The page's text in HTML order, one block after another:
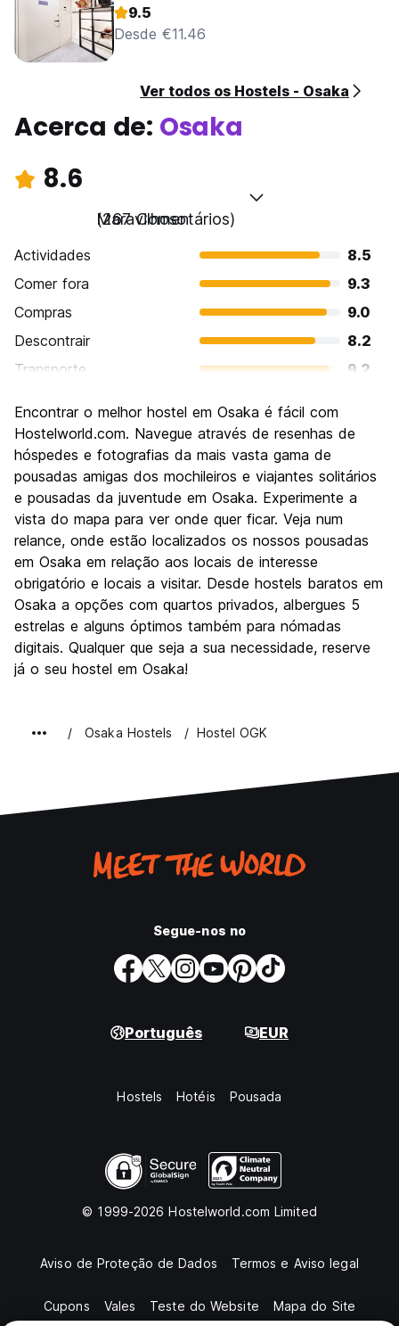
9.5
Desde €11.46
Ver todos os Hostels - Osaka
Acerca de: Osaka
8.6
Maravilhoso
(267 Comentários)
Actividades
8.5
Comer fora
9.3
Compras
9.0
Descontrair
8.2
Transporte
9.2
Cultura
8.4
Festas / vida noturna
Custo-beneficio
8.4
Encontrar o melhor hostel em Osaka é fácil com
Hostelworld.com. Navegue através de resenhas de
hóspedes e fotografias da mais vasta gama de
pousadas amigas dos mochileiros e viajantes solitários
e pousadas da juventude em Osaka. Experimente a
vista do mapa para ver onde quer ficar. Veja num
relance, onde estão localizados os nossos pousadas
em Osaka em relação aos locais de interesse
obrigatório e locais a visitar. Desde hostels baratos em
Osaka a opções com quartos privados, albergues 5
estrelas e alguns óptimos também para nómadas
digitais. Qualquer que seja a sua necessidade, reserve
já o seu hostel em Osaka!
Osaka Hostels Hostel OGK
Segue-nos no
Português EUR
Hostels Hotéis Pousada
© 1999-2026 Hostelworld.com Limited
Aviso de Proteção de Dados Termos e Aviso legal
Cupons Vales Teste do Website Mapa do Site